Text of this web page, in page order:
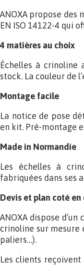
ANOXA propose des
EN ISO 14122-4 qui
4 matières au choix
Échelles à crinoline
stock. La couleur de
Montage facile
La notice de pose
en kit. Pré-montage
Made in Normandie
Les échelles à
fabriquées dans ses
Devis et plan coté
ANOXA dispose
crinoline sur mesure
paliers…).
Les clients